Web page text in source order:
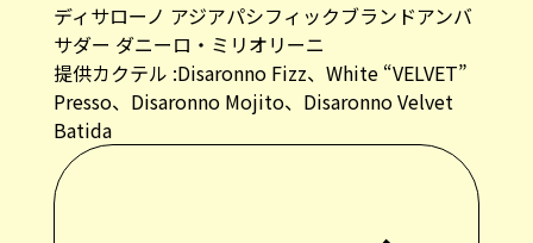
ディサローノ アジアパシフィックブランドアンバ
サダー ダニーロ・ミリオリーニ
提供カクテル :Disaronno Fizz、White “VELVET”
Presso、Disaronno Mojito、Disaronno Velvet
Batida